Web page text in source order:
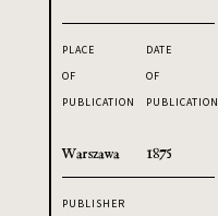
PLACE
OF
PUBLICATION
Warszawa
DATE
OF
PUBLICATION
1875
PUBLISHER